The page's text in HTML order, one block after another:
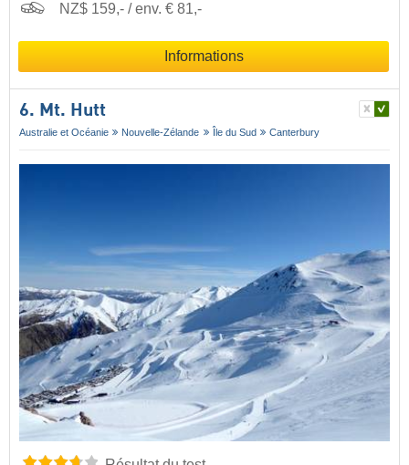
NZ$ 159,- / env. € 81,-
Informations
6. Mt. Hutt
Australie et Océanie Nouvelle-Zélande Île du Sud Canterbury